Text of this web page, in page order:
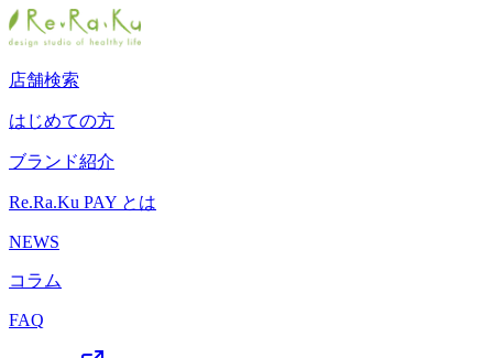
店舗検索
はじめての方
ブランド紹介
Re.Ra.Ku PAY とは
NEWS
コラム
FAQ